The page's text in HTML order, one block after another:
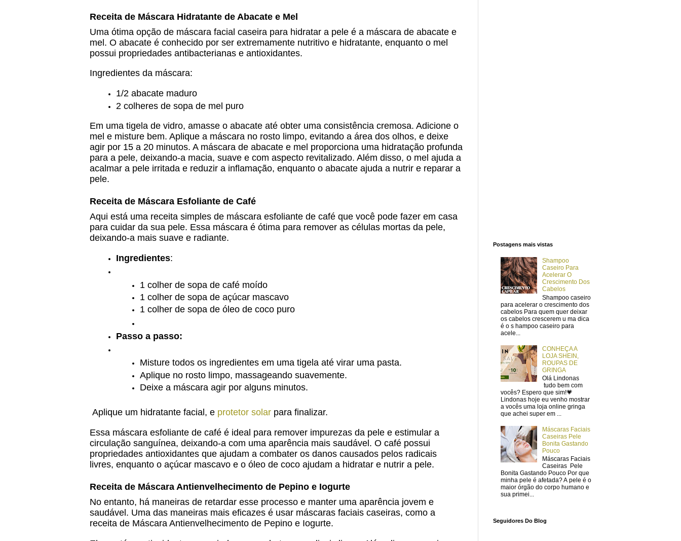
Receita de Máscara Hidratante de Abacate e Mel
Uma ótima opção de máscara facial caseira para hidratar a pele é a máscara de abacate e
mel. O abacate é conhecido por ser extremamente nutritivo e hidratante, enquanto o mel
possui propriedades antibacterianas e antioxidantes.
Ingredientes da máscara:
1/2 abacate maduro
2 colheres de sopa de mel puro
Em uma tigela de vidro, amasse o abacate até obter uma consistência cremosa. Adicione o
mel e misture bem. Aplique a máscara no rosto limpo, evitando a área dos olhos, e deixe
agir por 15 a 20 minutos. A máscara de abacate e mel proporciona uma hidratação profunda
para a pele, deixando-a macia, suave e com aspecto revitalizado. Além disso, o mel ajuda a
acalmar a pele irritada e reduzir a inflamação, enquanto o abacate ajuda a nutrir e reparar a
pele.
Receita de Máscara Esfoliante de Café
Aqui está uma receita simples de máscara esfoliante de café que você pode fazer em casa
para cuidar da sua pele. Essa máscara é ótima para remover as células mortas da pele,
deixando-a mais suave e radiante.
Ingredientes:
1 colher de sopa de café moído
1 colher de sopa de açúcar mascavo
1 colher de sopa de óleo de coco puro
Passo a passo:
Misture todos os ingredientes em uma tigela até virar uma pasta.
Aplique no rosto limpo, massageando suavemente.
Deixe a máscara agir por alguns minutos.
Aplique um hidratante facial, e protetor solar para finalizar.
Essa máscara esfoliante de café é ideal para remover impurezas da pele e estimular a
circulação sanguínea, deixando-a com uma aparência mais saudável. O café possui
propriedades antioxidantes que ajudam a combater os danos causados pelos radicais
livres, enquanto o açúcar mascavo e o óleo de coco ajudam a hidratar e nutrir a pele.
Receita de Máscara Antienvelhecimento de Pepino e Iogurte
No entanto, há maneiras de retardar esse processo e manter uma aparência jovem e
saudável. Uma das maneiras mais eficazes é usar máscaras faciais caseiras, como a
receita de Máscara Antienvelhecimento de Pepino e Iogurte.
Postagens mais vistas
Shampoo
Caseiro Para
Acelerar O
Crescimento Dos
Cabelos
Shampoo caseiro
para acelerar o crescimento dos
cabelos Para quem quer deixar
os cabelos crescerem u ma dica
é o s hampoo caseiro para
acele...
CONHEÇA A
LOJA SHEIN,
ROUPAS DE
GRINGA
Olá Lindonas
tudo bem com
vocês? Espero que sim!💗
Lindonas hoje eu venho mostrar
a vocês uma loja online gringa
que achei super em ...
Máscaras Faciais
Caseiras Pele
Bonita Gastando
Pouco
Máscaras Faciais
Caseiras Pele
Bonita Gastando Pouco Por que
minha pele é afetada? A pele é o
maior órgão do corpo humano e
sua primei...
Seguidores Do Blog